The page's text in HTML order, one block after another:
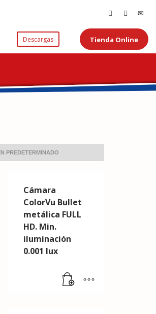
Descargas Tienda Online
Cámara
ColorVu Bullet
metálica FULL
HD. Min.
iluminación
0.001 lux